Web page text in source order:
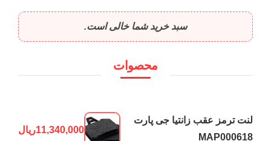
سبد خرید شما خالی است.
محصوات
لنت ترمز عقب زانتیا جی پارت
MAP000618
11,340,000ریال